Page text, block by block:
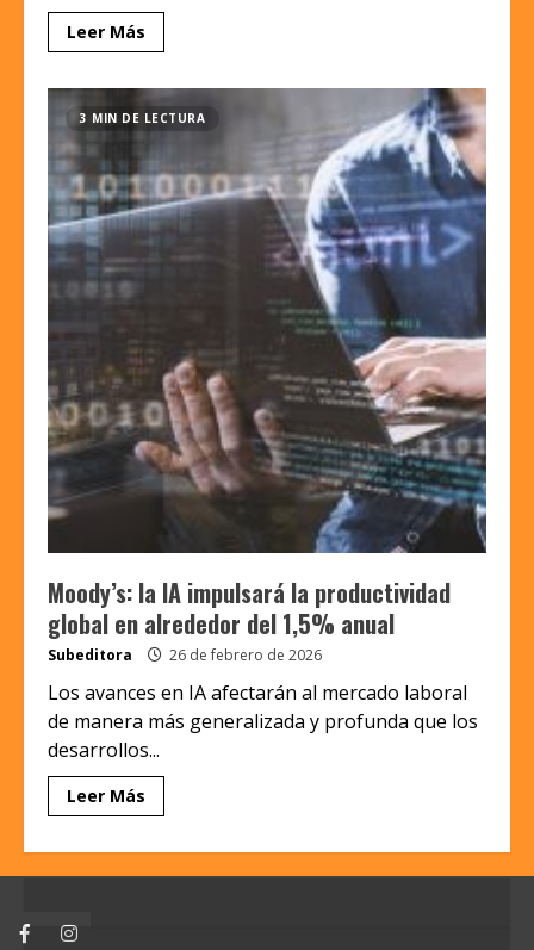
Leer Más
3 MIN DE LECTURA
Moody’s: la IA impulsará la productividad
global en alrededor del 1,5% anual
Subeditora 26 de febrero de 2026
Los avances en IA afectarán al mercado laboral
de manera más generalizada y profunda que los
desarrollos...
Leer Más
FacebookInstagram